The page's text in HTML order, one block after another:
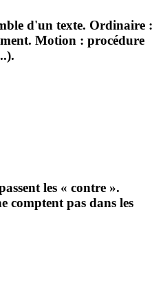
d'un texte. Ordinaire :
Motion : procédure
les « contre ».
comptent pas dans les